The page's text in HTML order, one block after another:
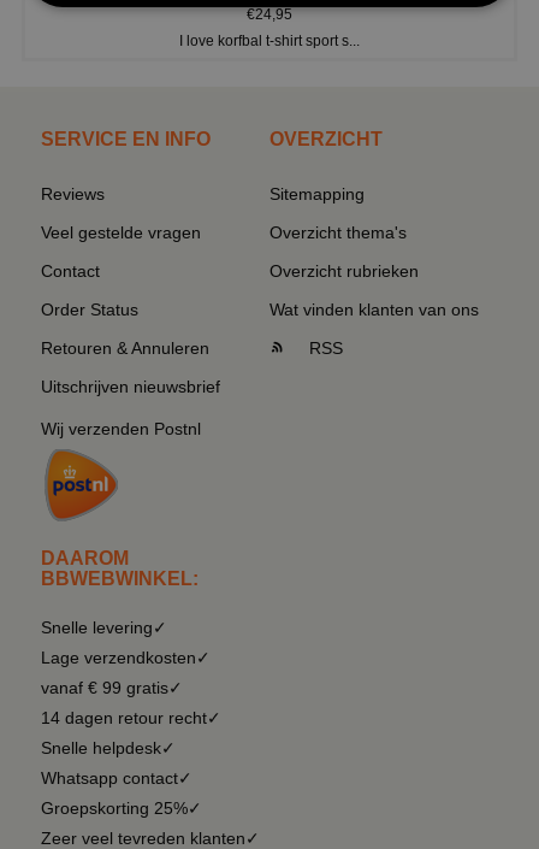
€24,95
I love korfbal t-shirt sport s...
SERVICE EN INFO
Reviews
Veel gestelde vragen
Contact
Order Status
Retouren & Annuleren
Uitschrijven nieuwsbrief
Wij verzenden Postnl
DAAROM
BBWEBWINKEL:
Snelle levering✓
Lage verzendkosten✓
vanaf € 99 gratis✓
14 dagen retour recht✓
Snelle helpdesk✓
Whatsapp contact✓
Groepskorting 25%✓
Zeer veel tevreden klanten✓
OVERZICHT
Sitemapping
Overzicht thema's
Overzicht rubrieken
Wat vinden klanten van ons
RSS